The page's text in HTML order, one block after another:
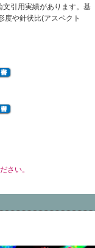
引用実績があります。基
度や針状比(アスペクト
さい。